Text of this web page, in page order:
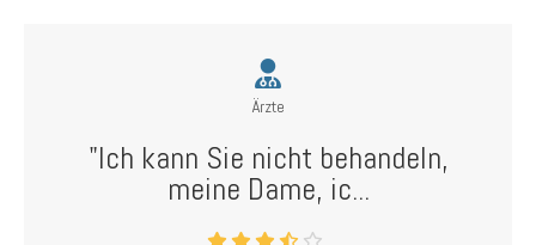
Ärzte
"Ich kann Sie nicht behandeln,
meine Dame, ic...